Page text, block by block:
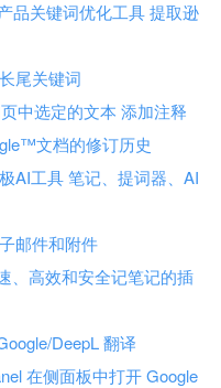
品关键词优化工具 提取逊
尾关键词
中选定的文本 添加注释
文档的修订历史
AI工具 笔记、提词器、AI
邮件和附件
、高效和安全记笔记的插
DeepL 翻译
在侧面板中打开 Google